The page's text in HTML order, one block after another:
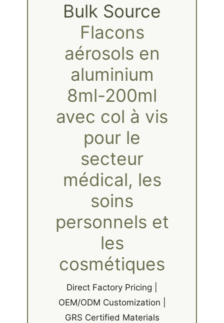
Bulk Source
Flacons
aérosols en
aluminium
8ml-200ml
avec col à vis
pour le
secteur
médical, les
soins
personnels et
les
cosmétiques
Direct Factory Pricing |
OEM/ODM Customization |
GRS Certified Materials